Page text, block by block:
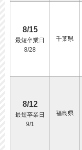
8/15
最短卒業日
8/28
千葉県
8/12
最短卒業日
9/1
福島県